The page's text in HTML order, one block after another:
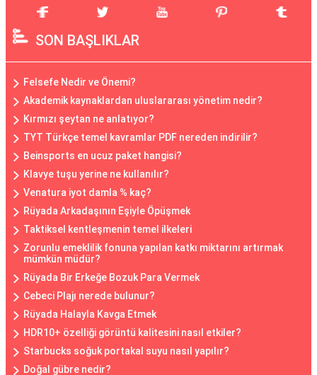
SON BAŞLIKLAR
Felsefe Nedir ve Önemi?
Akademik kaynaklardan uluslararası yönetim nedir?
Kırmızı şeytan ne anlatıyor?
TYT Türkçe temel kavramlar PDF nereden indirilir?
Beinsports en ucuz paket hangisi?
Klavye tuşu yerine ne kullanılır?
Venatura iyot damla % kaç?
Rüyada Arkadaşının Eşiyle Öpüşmek
Taktiksel kentleşmenin temel ilkeleri
Zorunlu emeklilik fonuna yapılan katkı miktarını artırmak
mümkün müdür?
Rüyada Bir Erkeğe Bozuk Para Vermek
Cebeci Plajı nerede bulunur?
Rüyada Halayla Kavga Etmek
HDR10+ özelliği görüntü kalitesini nasıl etkiler?
Starbucks soğuk portakal suyu nasıl yapılır?
Doğal gübre nedir?